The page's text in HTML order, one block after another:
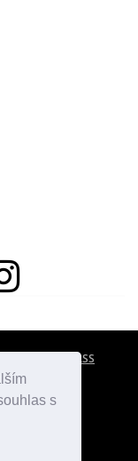
s
RSS